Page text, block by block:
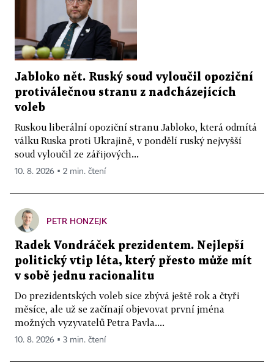
Jabloko nět. Ruský soud vyloučil opoziční
protiválečnou stranu z nadcházejících
voleb
Ruskou liberální opoziční stranu Jabloko, která odmítá
válku Ruska proti Ukrajině, v pondělí ruský nejvyšší
soud vyloučil ze zářijových...
10. 8. 2026 ▪ 2 min. čtení
PETR HONZEJK
Radek Vondráček prezidentem. Nejlepší
politický vtip léta, který přesto může mít
v sobě jednu racionalitu
Do prezidentských voleb sice zbývá ještě rok a čtyři
měsíce, ale už se začínají objevovat první jména
možných vyzyvatelů Petra Pavla....
10. 8. 2026 ▪ 3 min. čtení